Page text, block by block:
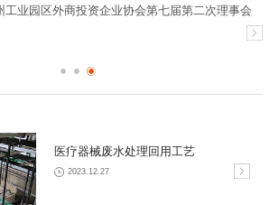
工业园区外商投资企业协会第七届第二次理事会
医疗器械废水处理回用工艺
2023.12.27